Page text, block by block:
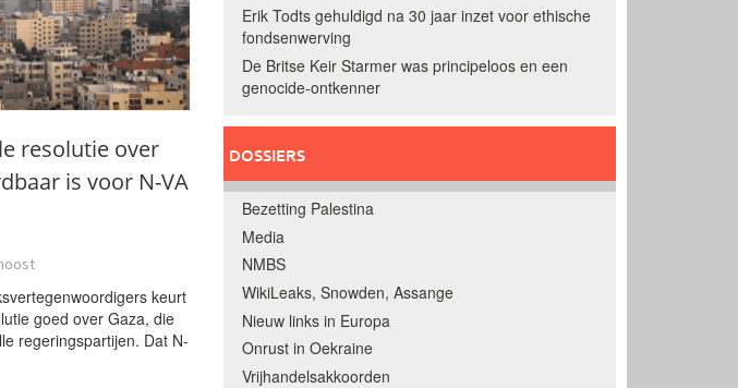
resolutie over
is voor N-VA
keurt
goed over Gaza, die
regeringspartijen. Dat N-
Erik Todts gehuldigd na 30 jaar inzet voor ethische
fondsenwerving
De Britse Keir Starmer was principeloos en een
genocide-ontkenner
DOSSIERS
Bezetting Palestina
Media
NMBS
WikiLeaks, Snowden, Assange
Nieuw links in Europa
Onrust in Oekraine
Vrijhandelsakkoorden